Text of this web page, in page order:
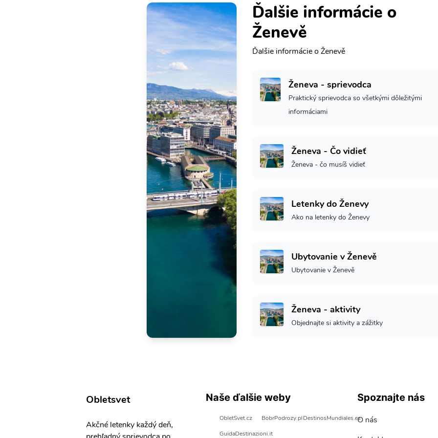
Ďalšie informácie o
Ženevě
Ďalšie informácie o Ženevě
Ženeva - sprievodca
Praktický sprievodca so všetkými dôležitými
informáciami
Ženeva - Čo vidieť
Ženeva - čo musíš vidieť
Letenky do Ženevy
Ako na letenky do Ženevy
Ubytovanie v Ženevě
Ubytovanie v Ženevě
Ženeva - aktivity
Objednajte si aktivity a zážitky
Obletsvet
Akčné letenky každý deň,
Naše ďalšie weby
ObletSvet.cz BobrPodrozy.plDestinosMundiales.es
GuidaDestinazioni.it
Spoznajte nás
O nás